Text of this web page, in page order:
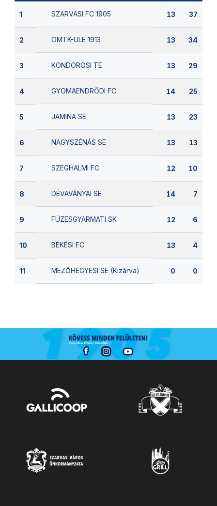
1 SZARVASI FC 1905 13 37
2 OMTK-ULE 1913 13 34
3 KONDOROSI TE 13 29
4 GYOMAENDRŐDI FC 14 25
5 JAMINA SE 13 23
6 NAGYSZÉNÁS SE 13 13
7 SZEGHALMI FC 12 10
8 DÉVAVÁNYAI SE 14 7
9 FÜZESGYARMATI SK 12 6
10 BÉKÉSI FC 13 4
11 MEZŐHEGYESI SE (Kizárva) 0 0